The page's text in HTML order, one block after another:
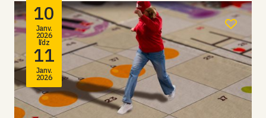
10
Janv.
2026
līdz
11
Janv.
2026